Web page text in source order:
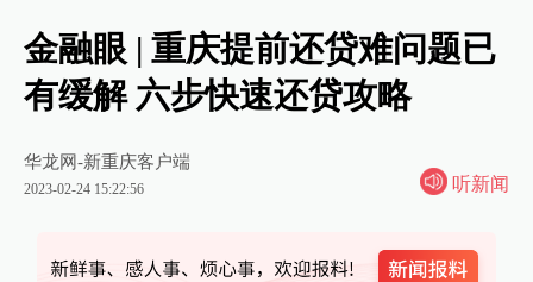
金融眼 | 重庆提前还贷难问题已
有缓解 六步快速还贷攻略
华龙网-新重庆客户端
2023-02-24 15:22:56 听新闻